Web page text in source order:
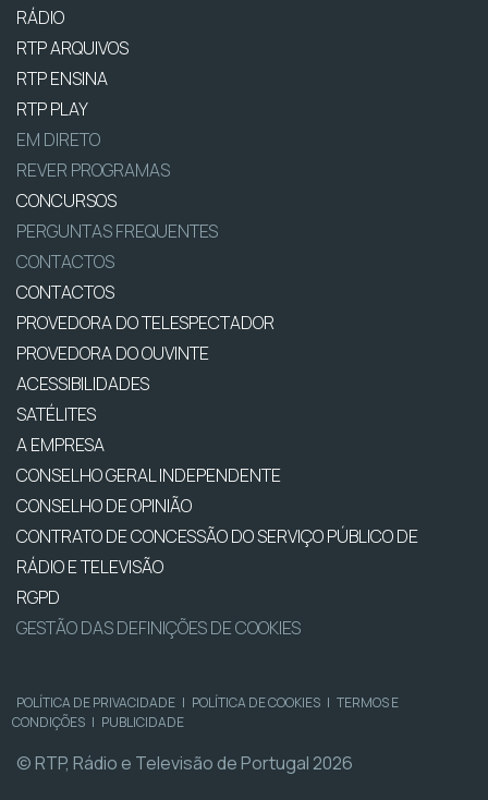
RÁDIO
RTP ARQUIVOS
RTP ENSINA
RTP PLAY
EM DIRETO
REVER PROGRAMAS
CONCURSOS
PERGUNTAS FREQUENTES
CONTACTOS
CONTACTOS
PROVEDORA DO TELESPECTADOR
PROVEDORA DO OUVINTE
ACESSIBILIDADES
SATÉLITES
A EMPRESA
CONSELHO GERAL INDEPENDENTE
CONSELHO DE OPINIÃO
CONTRATO DE CONCESSÃO DO SERVIÇO PÚBLICO DE
RÁDIO E TELEVISÃO
RGPD
GESTÃO DAS DEFINIÇÕES DE COOKIES
POLÍTICA DE PRIVACIDADE | POLÍTICA DE COOKIES | TERMOS E
CONDIÇÕES | PUBLICIDADE
© RTP, Rádio e Televisão de Portugal 2026